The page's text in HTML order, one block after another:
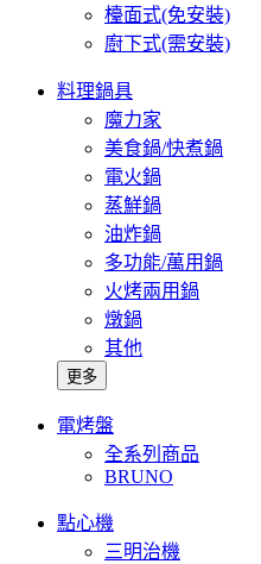
檯面式(免安裝)
廚下式(需安裝)
料理鍋具
魔力家
美食鍋/快煮鍋
電火鍋
蒸鮮鍋
油炸鍋
多功能/萬用鍋
火烤兩用鍋
燉鍋
其他
更多
電烤盤
全系列商品
BRUNO
點心機
三明治機